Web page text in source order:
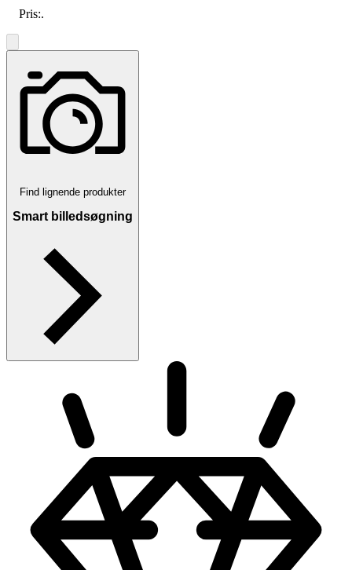
Pris:.
Find lignende produkter
Smart billedsøgning